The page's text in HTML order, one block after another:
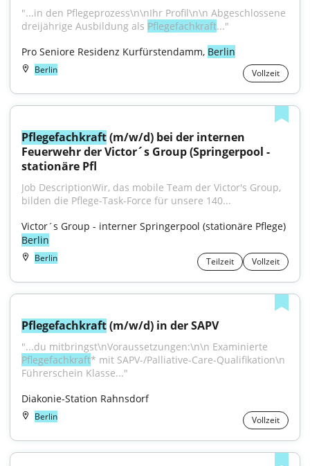
"...in den Pflegeprozess\n\nIhr Profil\n\n Abgeschlossene
dreijährige Ausbildung als Pflegefachkraft..."
Pro Seniore Residenz Kurfürstendamm, Berlin
Berlin Vollzeit
Pflegefachkraft (m/w/d) bei der internen
Feuerwehr der Victor´s Group (Springerpool -
stationäre Pfl
Job DescriptionWir, das mobile Team der Victor's Group,
bilden die Pflege-Task-Force für unsere 140...
Berlin
Berlin Teilzeit Vollzeit
Pflegefachkraft (m/w/d) in der SAPV
Pflegefachkraft* mit SAPV-/Palliative-Care-Qualifikation\n
Führerschein Klasse..."
Diakonie-Station Rahnsdorf
Berlin Vollzeit